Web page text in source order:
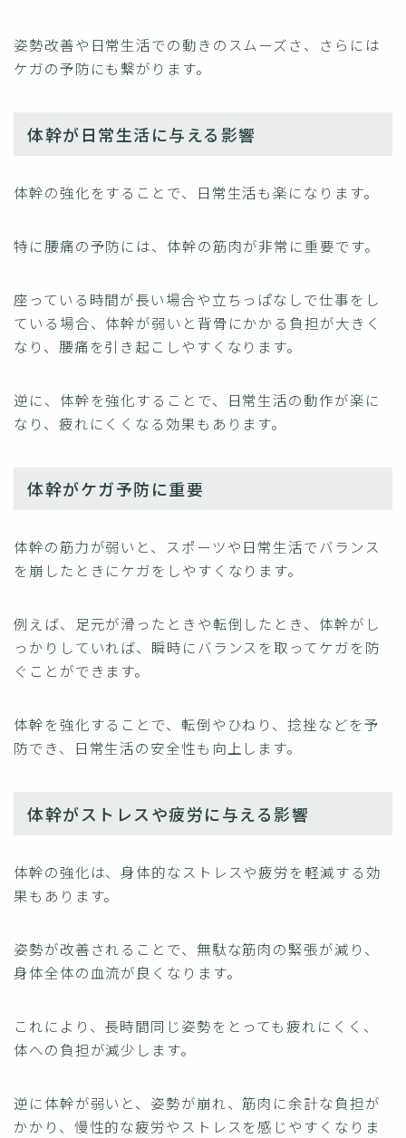
姿勢改善や日常生活での動きのスムーズさ、さらには
ケガの予防にも繋がります。
体幹が日常生活に与える影響
体幹の強化をすることで、日常生活も楽になります。
特に腰痛の予防には、体幹の筋肉が非常に重要です。
座っている時間が長い場合や立ちっぱなしで仕事をし
ている場合、体幹が弱いと背骨にかかる負担が大きく
なり、腰痛を引き起こしやすくなります。
逆に、体幹を強化することで、日常生活の動作が楽に
なり、疲れにくくなる効果もあります。
体幹がケガ予防に重要
体幹の筋力が弱いと、スポーツや日常生活でバランス
を崩したときにケガをしやすくなります。
例えば、足元が滑ったときや転倒したとき、体幹がし
っかりしていれば、瞬時にバランスを取ってケガを防
ぐことができます。
体幹を強化することで、転倒やひねり、捻挫などを予
防でき、日常生活の安全性も向上します。
体幹がストレスや疲労に与える影響
体幹の強化は、身体的なストレスや疲労を軽減する効
果もあります。
姿勢が改善されることで、無駄な筋肉の緊張が減り、
身体全体の血流が良くなります。
これにより、長時間同じ姿勢をとっても疲れにくく、
体への負担が減少します。
逆に体幹が弱いと、姿勢が崩れ、筋肉に余計な負担が
かかり、慢性的な疲労やストレスを感じやすくなりま